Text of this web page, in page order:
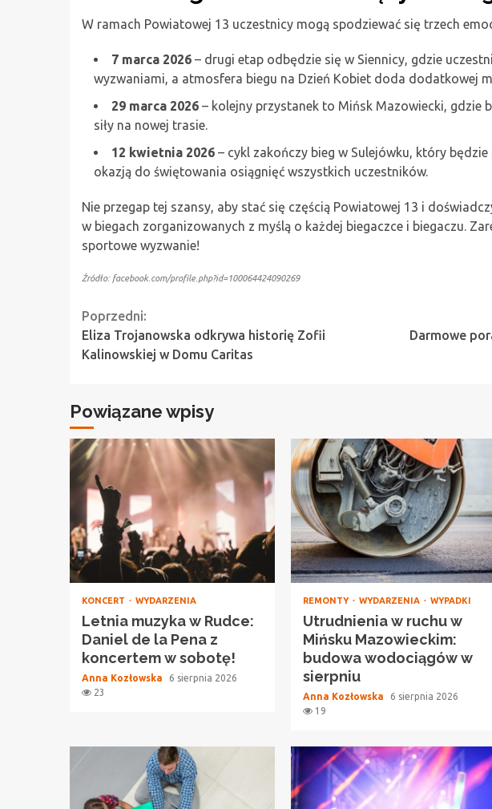
W ramach Powiatowej 13 uczestnicy mogą spodziewać się trzech
7 marca 2026 – drugi etap odbędzie się w Siennicy, gdzie
wyzwaniami, a atmosfera biegu na Dzień Kobiet doda dodatkowej
29 marca 2026 – kolejny przystanek to Mińsk Mazowiecki, gdzie
siły na nowej trasie.
12 kwietnia 2026 – cykl zakończy bieg w Sulejówku, który
okazją do świętowania osiągnięć wszystkich uczestników.
Nie przegap tej szansy, aby stać się częścią Powiatowej 13 i
w biegach zorganizowanych z myślą o każdej biegaczce i biegaczu.
sportowe wyzwanie!
Źródło: facebook.com/profile.php?id=100064424090269
Continue
Reading
Poprzedni:
Eliza Trojanowska odkrywa historię Zofii
Kalinowskiej w Domu Caritas
Darmowe
Powiązane wpisy
KONCERT WYDARZENIA
Letnia muzyka w Rudce:
Daniel de la Pena z
koncertem w sobotę!
Anna Kozłowska
6 sierpnia 2026
23
REMONTY WYDARZENIA WYPADKI
Utrudnienia w ruchu w
Mińsku Mazowieckim:
budowa wodociągów w
sierpniu
Anna Kozłowska
6 sierpnia 2026
19